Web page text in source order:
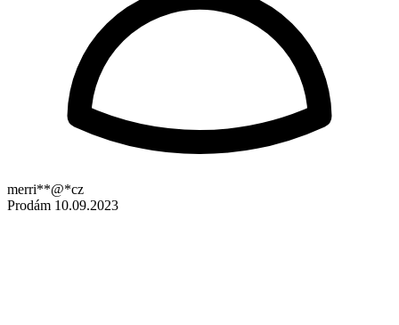
merri**@*cz
Prodám 10.09.2023